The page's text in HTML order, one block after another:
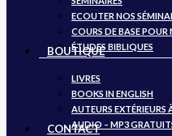
ECOUTER NOS
COURS DE BASE
ÉTUDES BIBLIQUES
BOUTIQUE
LIVRES
BOOKS IN ENGLISH
AUTEURS EXTÉRIEURS
AUDIO – MP3
CONTACT